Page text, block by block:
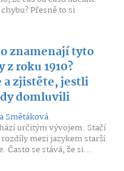
Přesně to si
znamenají tyto
z roku 1910?
a zjistěte, jestli
domluvili
Smětáková
určitým vývojem. Stačí
mezi jazykem starší
Často se stává, že si...